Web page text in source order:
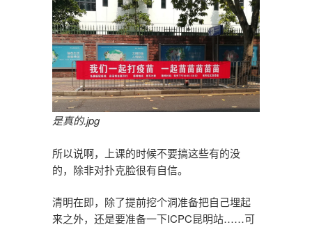
是真的.jpg
所以说啊，上课的时候不要搞这些有的没
的，除非对扑克脸很有自信。
清明在即，除了提前挖个洞准备把自己埋起
来之外，还是要准备一下ICPC昆明站……可